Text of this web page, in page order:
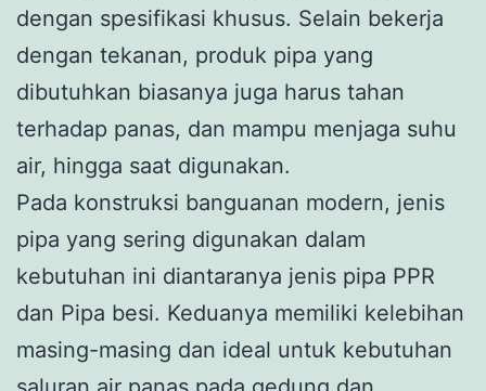
dengan spesifikasi khusus. Selain bekerja
dengan tekanan, produk pipa yang
dibutuhkan biasanya juga harus tahan
terhadap panas, dan mampu menjaga suhu
air, hingga saat digunakan.
Pada konstruksi banguanan modern, jenis
pipa yang sering digunakan dalam
kebutuhan ini diantaranya jenis pipa PPR
dan Pipa besi. Keduanya memiliki kelebihan
masing-masing dan ideal untuk kebutuhan